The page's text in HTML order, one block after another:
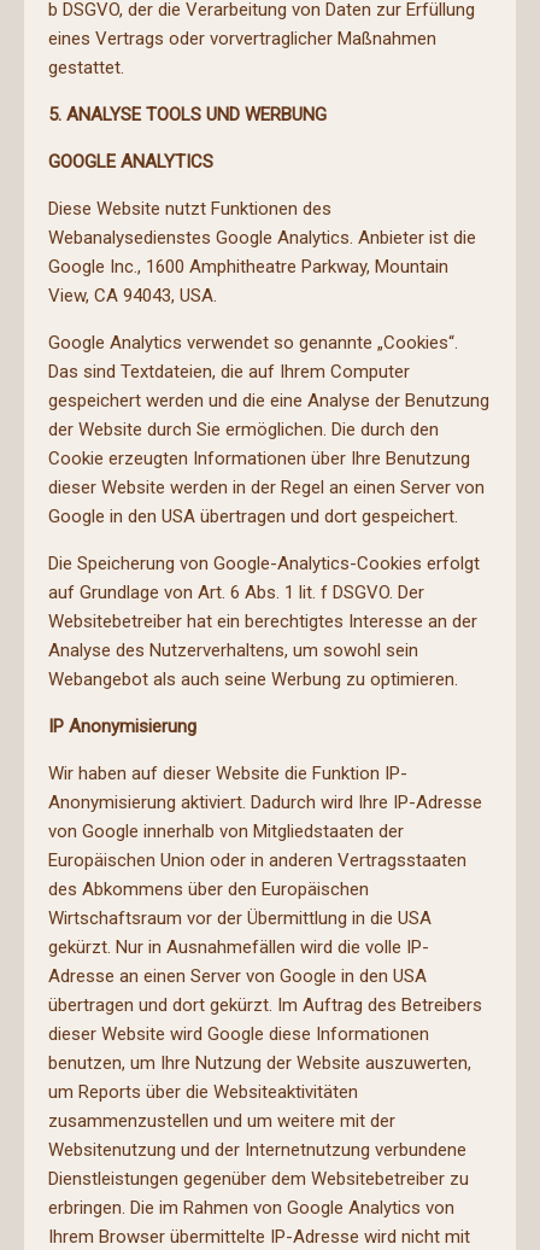
b DSGVO, der die Verarbeitung von Daten zur Erfüllung
eines Vertrags oder vorvertraglicher Maßnahmen
gestattet.
5. ANALYSE TOOLS UND WERBUNG
GOOGLE ANALYTICS
Diese Website nutzt Funktionen des
Webanalysedienstes Google Analytics. Anbieter ist die
Google Inc., 1600 Amphitheatre Parkway, Mountain
View, CA 94043, USA.
Google Analytics verwendet so genannte „Cookies“.
Das sind Textdateien, die auf Ihrem Computer
gespeichert werden und die eine Analyse der Benutzung
der Website durch Sie ermöglichen. Die durch den
Cookie erzeugten Informationen über Ihre Benutzung
dieser Website werden in der Regel an einen Server von
Google in den USA übertragen und dort gespeichert.
Die Speicherung von Google-Analytics-Cookies erfolgt
auf Grundlage von Art. 6 Abs. 1 lit. f DSGVO. Der
Websitebetreiber hat ein berechtigtes Interesse an der
Analyse des Nutzerverhaltens, um sowohl sein
Webangebot als auch seine Werbung zu optimieren.
IP Anonymisierung
Wir haben auf dieser Website die Funktion IP-
Anonymisierung aktiviert. Dadurch wird Ihre IP-Adresse
von Google innerhalb von Mitgliedstaaten der
Europäischen Union oder in anderen Vertragsstaaten
des Abkommens über den Europäischen
Wirtschaftsraum vor der Übermittlung in die USA
gekürzt. Nur in Ausnahmefällen wird die volle IP-
Adresse an einen Server von Google in den USA
übertragen und dort gekürzt. Im Auftrag des Betreibers
dieser Website wird Google diese Informationen
benutzen, um Ihre Nutzung der Website auszuwerten,
um Reports über die Websiteaktivitäten
zusammenzustellen und um weitere mit der
Websitenutzung und der Internetnutzung verbundene
Dienstleistungen gegenüber dem Websitebetreiber zu
erbringen. Die im Rahmen von Google Analytics von
Ihrem Browser übermittelte IP-Adresse wird nicht mit